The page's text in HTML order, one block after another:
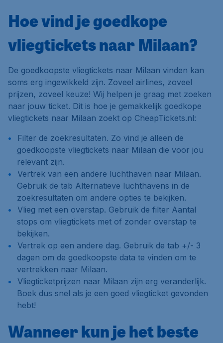
Hoe vind je goedkope
vliegtickets naar Milaan?
De goedkoopste vliegtickets naar Milaan vinden kan
soms erg ingewikkeld zijn. Zoveel airlines, zoveel
prijzen, zoveel keuze! Wij helpen je graag met zoeken
naar jouw ticket. Dit is hoe je gemakkelijk goedkope
vliegtickets naar Milaan zoekt op CheapTickets.nl:
Filter de zoekresultaten. Zo vind je alleen de
goedkoopste vliegtickets naar Milaan die voor jou
relevant zijn.
Vertrek van een andere luchthaven naar Milaan.
Gebruik de tab Alternatieve luchthavens in de
zoekresultaten om andere opties te bekijken.
Vlieg met een overstap. Gebruik de filter Aantal
stops om vliegtickets met of zonder overstap te
bekijken.
Vertrek op een andere dag. Gebruik de tab +/- 3
dagen om de goedkoopste data te vinden om te
vertrekken naar Milaan.
Vliegticketprijzen naar Milaan zijn erg veranderlijk.
Boek dus snel als je een goed vliegticket gevonden
hebt!
Wanneer kun je het beste